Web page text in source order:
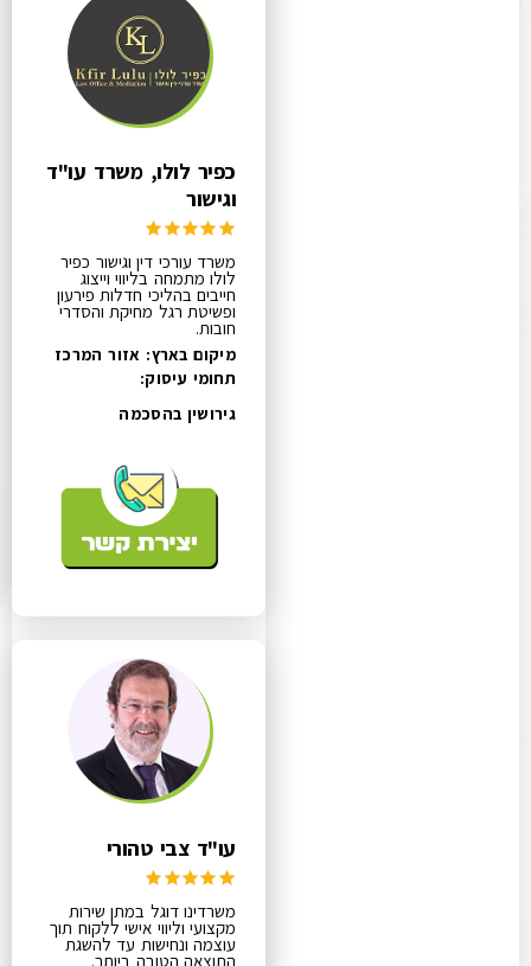
כפיר לולו, משרד עו"ד
וגישור
משרד עורכי דין וגישור כפיר
לולו מתמחה בליווי וייצוג
חייבים בהליכי חדלות פירעון
ופשיטת רגל מחיקת והסדרי
חובות.
מיקום בארץ: אזור המרכז
תחומי עיסוק:
גירושין בהסכמה
עו"ד צבי טהורי
משרדינו דוגל במתן שירות
מקצועי וליווי אישי ללקוח תוך
עוצמה ונחישות עד להשגת
התוצאה הטובה ביותר.